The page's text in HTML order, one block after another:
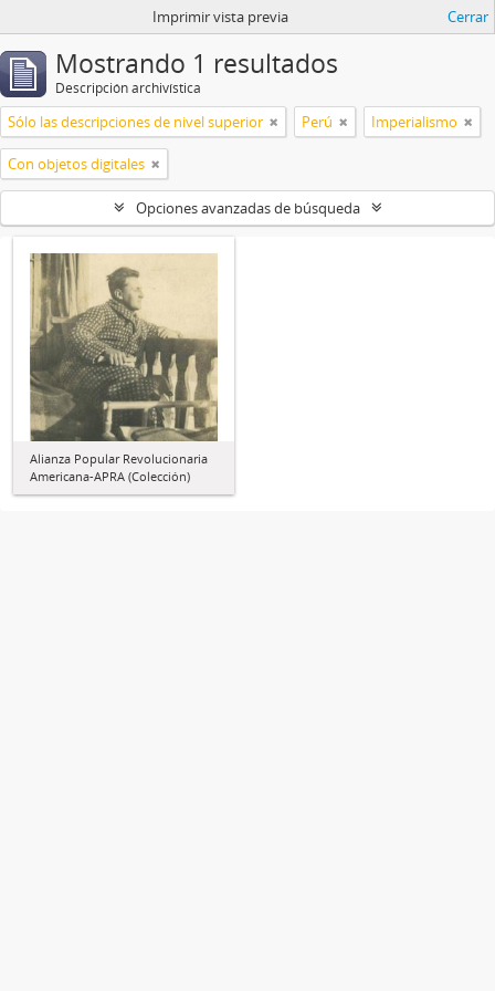
Imprimir vista previa Cerrar
Mostrando 1 resultados
Descripción archivística
Sólo las descripciones de nivel superior Perú Imperialismo
Con objetos digitales
Opciones avanzadas de búsqueda
Alianza Popular Revolucionaria
Americana-APRA (Colección)